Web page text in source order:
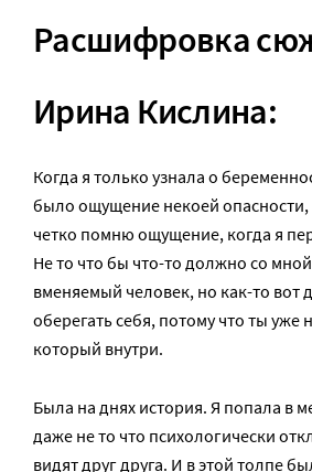
Расшифровка
Ирина Кислина:
Когда я только узнала о
было ощущение некоей опасности,
четко помню ощущение, когда я
Не то что бы что-то должно со
вменяемый человек, но как-то вот
оберегать себя, потому что ты
который внутри.
Была на днях история. Я попала в
даже не то что психологически
видят друг друга. И в этой толпе